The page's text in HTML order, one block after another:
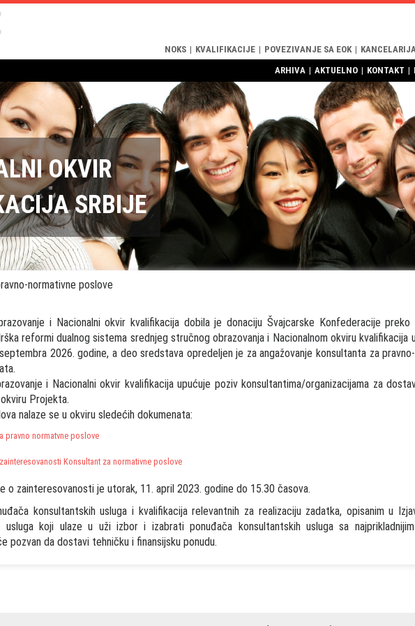
NOKS | KVALIFIKACIJE | POVEZIVANJE SA EOK |
ARHIVA | AKTUELNO | KONTAKT |
OKVIR
SRBIJE
normativne poslove
i Nacionalni okvir kvalifikacija dobila je donaciju Švajcarske Konfederacije
reformi dualnog sistema srednjeg stručnog obrazovanja i Nacionalnom okviru
2026. godine, a deo sredstava opredeljen je za angažovanje konsultanta za
i Nacionalni okvir kvalifikacija upućuje poziv konsultantima/organizacijama za
Projekta.
nalaze se u okviru sledećih dokumenata:
pravno normatvne poslove
Konsultant za normativne poslove
o zainteresovanosti je utorak, 11. april 2023. godine do 15.30 časova.
konsultantskih usluga i kvalifikacija relevantnih za realizaciju zadatka, opisanim u
usluga koji ulaze u uži izbor i izabrati ponuđača konsultantskih usluga sa
pozvan da dostavi tehničku i finansijsku ponudu.